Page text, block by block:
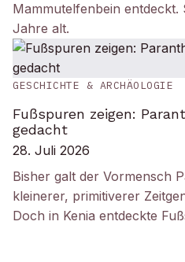
Mammutelfenbein
Jahre alt.
GESCHICHTE & ARCHÄOLOGIE
Fußspuren zeigen:
gedacht
28. Juli 2026
Bisher galt der Vormensch
kleinerer, primitiverer
Doch in Kenia entdeckte